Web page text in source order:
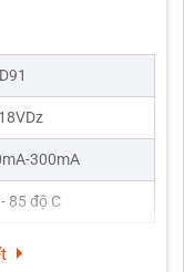
300mA
85 độ C